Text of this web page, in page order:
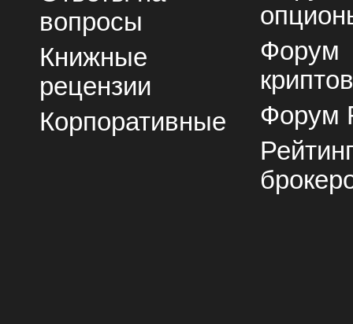
вопросы
Книжные
рецензии
Корпоративные
Форум
Форум